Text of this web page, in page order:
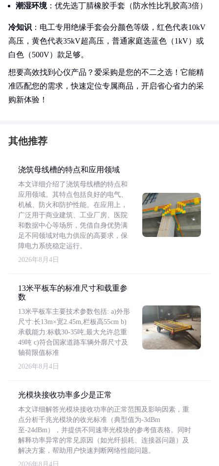
潮湿环境：优先选丁腈橡胶手套（防水性比乳胶高3倍）
冷知识 ：电工专用绝缘手套会分颜色等级，红色代表10kV
高压，黄色代表35kV超高压，普通家庭选蓝色（1kV）或
白色（500V）款足够。
想要高效找到心仪产品？爱采购是您的不二之选！它能精
准匹配您的需求，快速定位专属商品，开启省心省力的采
购新体验！
其他推荐
浇筑母线槽的特点和应用领域
本文详细介绍了浇筑母线槽的特点和
应用领域。其特点包括良好的电气、
机械、防火和防护性能。在应用上，
广泛用于商业建筑、工业厂房、医院
和数据中心等场所，凭借自身优势满
足不同领域对电力供应的高要求，保
障电力系统稳定运行。
2026年8月4日
13米平板车的标准尺寸和载重参
数
13米平板车主要技术参数包括: a)外形
尺寸:长13m×宽2.45m,栏板高55cm b)
承载能力:标载30-35吨,最大允许总重
49吨 c)符合国家道路车辆外廓尺寸及
轴荷限值标准
2026年8月4日
光模块接收功率多少是正常
本文详细解答光模块接收功率的正常范围及影响因素，重
点分析千兆光模块的收光标准（典型值为-3dBm
至-24dBm），并提供不同速率光模块的参考值表格。同时
解释功率异常的常见原因（如光纤损耗、连接器问题）及
解决方案，帮助用户快速判断网络性能问题。
2026年8月4日